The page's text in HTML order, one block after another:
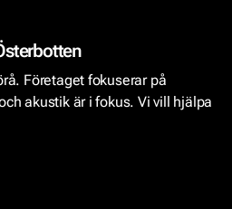
Företaget fokuserar på
akustik är i fokus. Vi vill hjälpa